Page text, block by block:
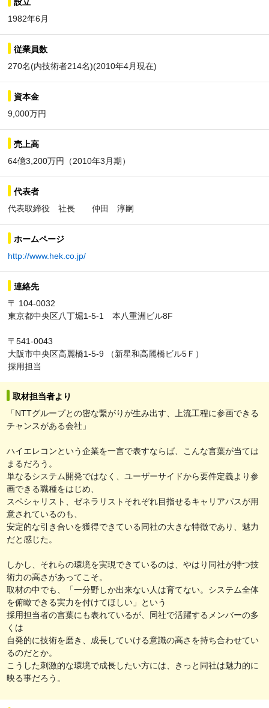
1982年6月
従業員数
270名(内技術者214名)(2010年4月現在)
資本金
9,000万円
売上高
64億3,200万円（2010年3月期）
代表者
代表取締役 社長 仲田 淳嗣
ホームページ
http://www.hek.co.jp/
連絡先
〒 104-0032
東京都中央区八丁堀1-5-1 本八重洲ビル8F
〒541-0043
大阪市中央区高麗橋1-5-9 （新星和高麗橋ビル5Ｆ）
採用担当
取材担当者より
「NTTグループとの密な繋がりが生み出す、上流工程に参画できる
チャンスがある会社」
ハイエレコンという企業を一言で表すならば、こんな言葉が当ては
まるだろう。
単なるシステム開発ではなく、ユーザーサイドから要件定義より参
画できる職種をはじめ、
スペシャリスト、ゼネラリストそれぞれ目指せるキャリアパスが用
意されているのも、
安定的な引き合いを獲得できている同社の大きな特徴であり、魅力
だと感じた。
しかし、それらの環境を実現できているのは、やはり同社が持つ技
術力の高さがあってこそ。
取材の中でも、「一分野しか出来ない人は育てない。システム全体
を俯瞰できる実力を付けてほしい」という
採用担当者の言葉にも表れているが、同社で活躍するメンバーの多
くは
自発的に技術を磨き、成長していける意識の高さを持ち合わせてい
るのだとか。
こうした刺激的な環境で成長したい方には、きっと同社は魅力的に
映る事だろう。